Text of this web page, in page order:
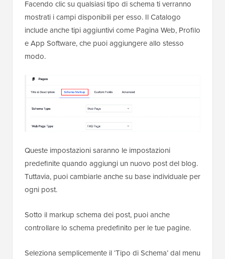
Facendo clic su qualsiasi tipo di schema ti verranno
mostrati i campi disponibili per esso. Il Catalogo
include anche tipi aggiuntivi come Pagina Web, Profilo
e App Software, che puoi aggiungere allo stesso
modo.
Queste impostazioni saranno le impostazioni
predefinite quando aggiungi un nuovo post del blog.
Tuttavia, puoi cambiarle anche su base individuale per
ogni post.
Sotto il markup schema dei post, puoi anche
controllare lo schema predefinito per le tue pagine.
Seleziona semplicemente il ‘Tipo di Schema’ dal menu